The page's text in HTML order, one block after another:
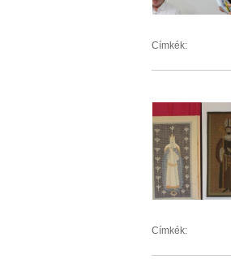
Címkék:
Címkék: